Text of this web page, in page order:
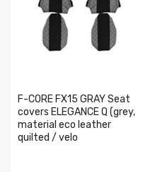
F-CORE FX15 GRAY Seat
covers ELEGANCE Q (grey,
material eco leather
quilted / velo